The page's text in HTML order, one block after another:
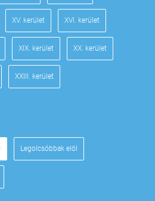
XV. kerület XVI. kerület
XIX. kerület XX. kerület
XXIII. kerület
Legolcsóbbak elöl